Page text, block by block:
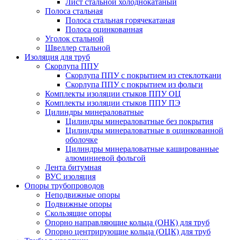
Лист стальной холоднокатаный
Полоса стальная
Полоса стальная горячекатаная
Полоса оцинкованная
Уголок стальной
Швеллер стальной
Изоляция для труб
Скорлупа ППУ
Скорлупа ППУ с покрытием из стеклоткани
Скорлупа ППУ с покрытием из фольги
Комплекты изоляции стыков ППУ ОЦ
Комплекты изоляции стыков ППУ ПЭ
Цилиндры минераловатные
Цилиндры минераловатные без покрытия
Цилиндры минераловатные в оцинкованной
оболочке
Цилиндры минераловатные кашированные
алюминиевой фольгой
Лента битумная
ВУС изоляция
Опоры трубопроводов
Неподвижные опоры
Подвижные опоры
Скользящие опоры
Опорно направляющие кольца (ОНК) для труб
Опорно центрирующие кольца (ОЦК) для труб